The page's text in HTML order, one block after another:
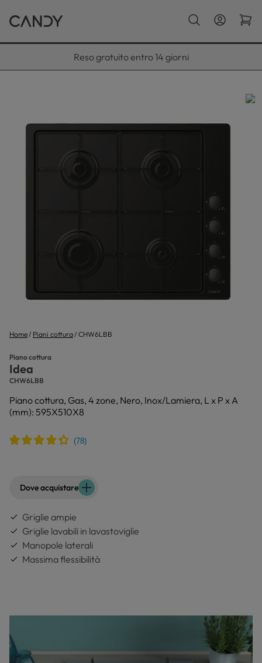
Paga con Klarna fino a 12 rate
Home Piani cottura CHW6LBB
Piano cottura
Idea
CHW6LBB
Piano cottura, Gas, 4 zone, Nero, Inox/Lamiera, L x P x A
(mm): 595X510X8
Dove acquistare
Griglie ampie
Griglie lavabili in lavastoviglie
Manopole laterali
Massima flessibilità